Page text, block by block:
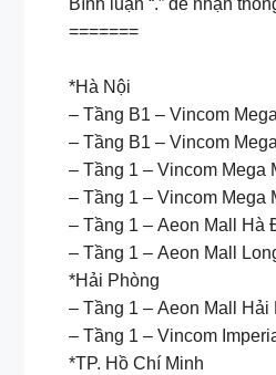
=======
*Hà Nội
– Tầng B1 – Vincom
– Tầng B1 – Vincom
– Tầng 1 – Vincom Mega
– Tầng 1 – Vincom Mega
– Tầng 1 – Aeon Mall Hà
– Tầng 1 – Aeon Mall
*Hải Phòng
– Tầng 1 – Aeon Mall
– Tầng 1 – Vincom
*TP. Hồ Chí Minh